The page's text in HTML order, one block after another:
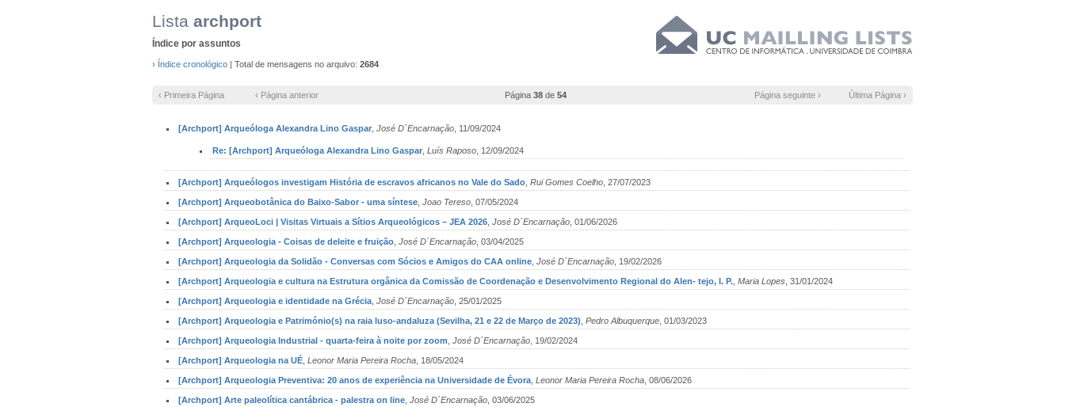
Lista archport
Índice por assuntos
› Índice cronológico | Total de mensagens no arquivo: 2684
‹ Primeira Página ‹ Página anterior Página 38 de 54 Página seguinte › Última Página ›
[Archport] Arqueóloga Alexandra Lino Gaspar José D´Encarnação , 11/09/2024
Re: [Archport] Arqueóloga Alexandra Lino Gaspar Luís Raposo , 12/09/2024
[Archport] Arqueólogos investigam História de escravos africanos no Vale do Sado Rui Gomes Coelho , 27/07/2023
[Archport] Arqueobotânica do Baixo-Sabor - uma síntese Joao Tereso , 07/05/2024
[Archport] ArqueoLoci | Visitas Virtuais a Sítios Arqueológicos – JEA 2026 José D´Encarnação , 01/06/2026
[Archport] Arqueologia - Coisas de deleite e fruição José D´Encarnação , 03/04/2025
[Archport] Arqueologia da Solidão - Conversas com Sócios e Amigos do CAA online José D´Encarnação , 19/02/2026
[Archport] Arqueologia e cultura na Estrutura orgânica da Comissão de Coordenação e Desenvolvimento Regional do Alen- tejo, I. P. Maria Lopes , 31/01/2024
[Archport] Arqueologia e identidade na Grécia José D´Encarnação , 25/01/2025
[Archport] Arqueologia e Património(s) na raia luso-andaluza (Sevilha, 21 e 22 de Março de 2023) Pedro Albuquerque , 01/03/2023
[Archport] Arqueologia Industrial - quarta-feira à noite por zoom José D´Encarnação , 19/02/2024
[Archport] Arqueologia na UÉ Leonor Maria Pereira Rocha , 18/05/2024
[Archport] Arqueologia Preventiva: 20 anos de experiência na Universidade de Évora Leonor Maria Pereira Rocha , 08/06/2026
[Archport] Arte paleolítica cantábrica - palestra on line José D´Encarnação , 03/06/2025